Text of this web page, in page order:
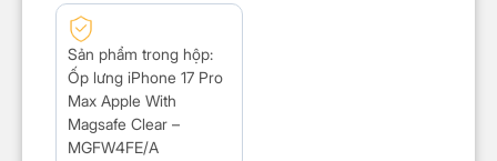
Sản phẩm trong hộp:
Ốp lưng iPhone 17 Pro
Max Apple With
Magsafe Clear –
MGFW4FE/A